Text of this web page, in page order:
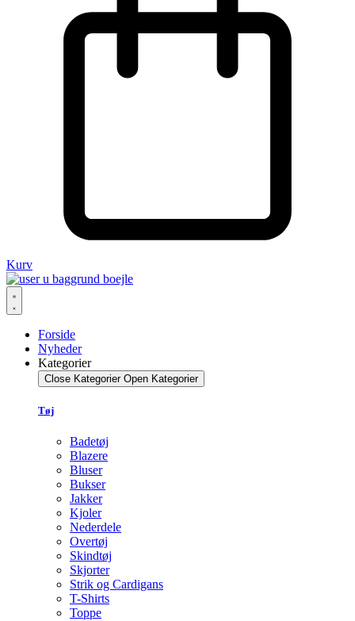
Kurv
Forside
Nyheder
Kategorier
Close Kategorier Open Kategorier
Tøj
Badetøj
Blazere
Bluser
Bukser
Jakker
Kjoler
Nederdele
Overtøj
Skindtøj
Skjorter
Strik og Cardigans
T-Shirts
Toppe